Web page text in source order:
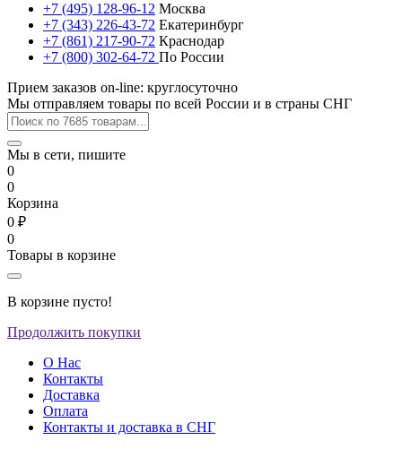
+7 (495) 128-96-12 Москва
+7 (343) 226-43-72 Екатеринбург
+7 (861) 217-90-72 Краснодар
+7 (800) 302-64-72 По России
Прием заказов on-line: круглосуточно
Мы отправляем товары по всей России и в страны СНГ
Мы в сети, пишите
0
0
Корзина
0 ₽
0
Товары в корзине
В корзине пусто!
Продолжить покупки
О Нас
Контакты
Доставка
Оплата
Контакты и доставка в СНГ